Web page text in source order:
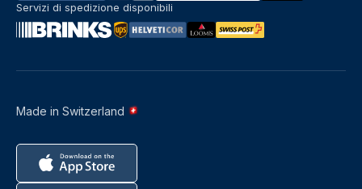
Made in Switzerland
Servizi di spedizione disponibili